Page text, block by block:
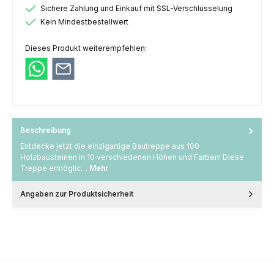
Sichere Zahlung und Einkauf mit SSL-Verschlüsselung
Kein Mindestbestellwert
Dieses Produkt weiterempfehlen:
Beschreibung
Entdecke jetzt die einzigartige Bautreppe aus 100
Holzbausteinen in 10 verschiedenen Höhen und Farben! Diese
Treppe ermöglic… Mehr
Angaben zur Produktsicherheit